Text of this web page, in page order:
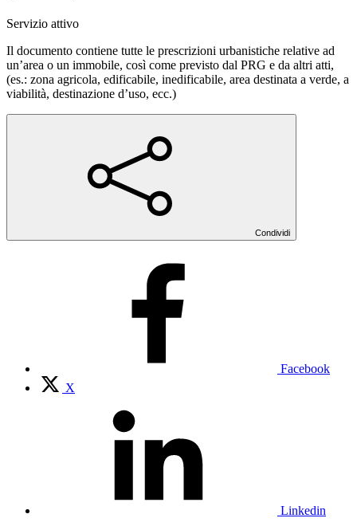
Servizio attivo
Il documento contiene tutte le prescrizioni urbanistiche relative ad
un’area o un immobile, così come previsto dal PRG e da altri atti,
(es.: zona agricola, edificabile, inedificabile, area destinata a verde, a
viabilità, destinazione d’uso, ecc.)
Condividi
Facebook
X
Linkedin